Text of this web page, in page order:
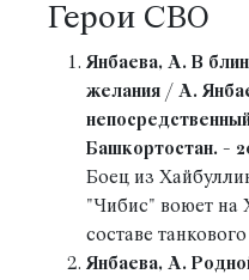
Герои СВО
Янбаева, А. В
желания / А.
Башкортостан. -
Боец из
"Чибис" воюет на
составе
Янбаева, А.